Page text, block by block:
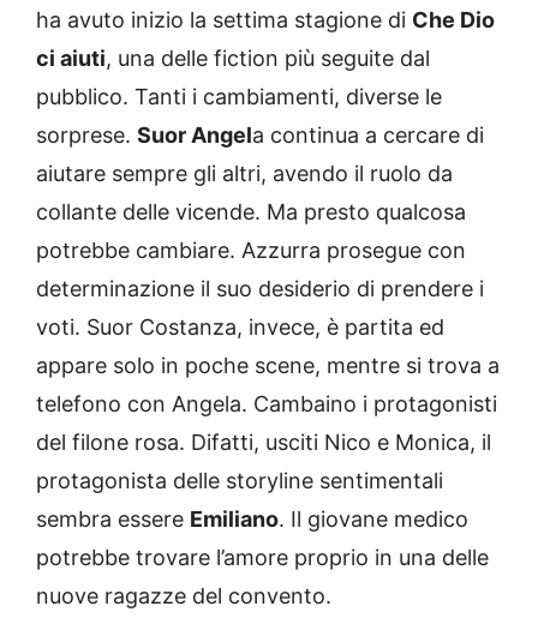
ha avuto inizio la settima stagione di Che Dio
ci aiuti, una delle fiction più seguite dal
pubblico. Tanti i cambiamenti, diverse le
sorprese. Suor Angela continua a cercare di
aiutare sempre gli altri, avendo il ruolo da
collante delle vicende. Ma presto qualcosa
potrebbe cambiare. Azzurra prosegue con
determinazione il suo desiderio di prendere i
voti. Suor Costanza, invece, è partita ed
appare solo in poche scene, mentre si trova a
telefono con Angela. Cambaino i protagonisti
del filone rosa. Difatti, usciti Nico e Monica, il
protagonista delle storyline sentimentali
sembra essere Emiliano. Il giovane medico
potrebbe trovare l’amore proprio in una delle
nuove ragazze del convento.